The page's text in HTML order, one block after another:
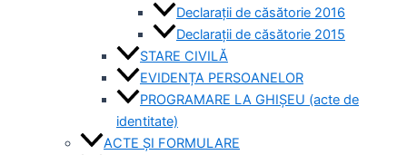
Declarații de căsătorie 2016
Declarații de căsătorie 2015
STARE CIVILĂ
EVIDENȚA PERSOANELOR
PROGRAMARE LA GHIȘEU (acte de
identitate)
ACTE ȘI FORMULARE